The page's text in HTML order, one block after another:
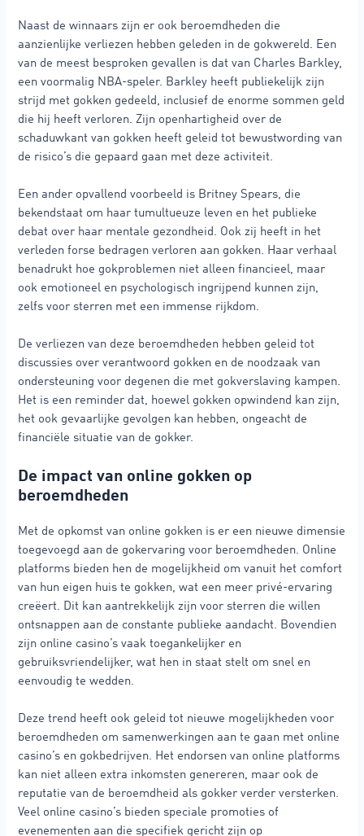
Naast de winnaars zijn er ook beroemdheden die
aanzienlijke verliezen hebben geleden in de gokwereld. Een
van de meest besproken gevallen is dat van Charles Barkley,
een voormalig NBA-speler. Barkley heeft publiekelijk zijn
strijd met gokken gedeeld, inclusief de enorme sommen geld
die hij heeft verloren. Zijn openhartigheid over de
schaduwkant van gokken heeft geleid tot bewustwording van
de risico’s die gepaard gaan met deze activiteit.
Een ander opvallend voorbeeld is Britney Spears, die
bekendstaat om haar tumultueuze leven en het publieke
debat over haar mentale gezondheid. Ook zij heeft in het
verleden forse bedragen verloren aan gokken. Haar verhaal
benadrukt hoe gokproblemen niet alleen financieel, maar
ook emotioneel en psychologisch ingrijpend kunnen zijn,
zelfs voor sterren met een immense rijkdom.
De verliezen van deze beroemdheden hebben geleid tot
discussies over verantwoord gokken en de noodzaak van
ondersteuning voor degenen die met gokverslaving kampen.
Het is een reminder dat, hoewel gokken opwindend kan zijn,
het ook gevaarlijke gevolgen kan hebben, ongeacht de
financiële situatie van de gokker.
De impact van online gokken op
beroemdheden
Met de opkomst van online gokken is er een nieuwe dimensie
toegevoegd aan de gokervaring voor beroemdheden. Online
platforms bieden hen de mogelijkheid om vanuit het comfort
van hun eigen huis te gokken, wat een meer privé-ervaring
creëert. Dit kan aantrekkelijk zijn voor sterren die willen
ontsnappen aan de constante publieke aandacht. Bovendien
zijn online casino’s vaak toegankelijker en
gebruiksvriendelijker, wat hen in staat stelt om snel en
eenvoudig te wedden.
Deze trend heeft ook geleid tot nieuwe mogelijkheden voor
beroemdheden om samenwerkingen aan te gaan met online
casino’s en gokbedrijven. Het endorsen van online platforms
kan niet alleen extra inkomsten genereren, maar ook de
reputatie van de beroemdheid als gokker verder versterken.
Veel online casino’s bieden speciale promoties of
evenementen aan die specifiek gericht zijn op